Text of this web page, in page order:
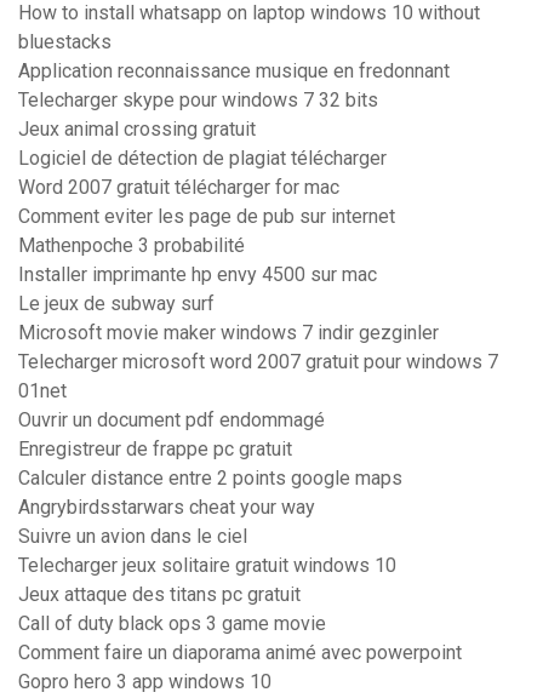
How to install whatsapp on laptop windows 10 without
bluestacks
Application reconnaissance musique en fredonnant
Telecharger skype pour windows 7 32 bits
Jeux animal crossing gratuit
Logiciel de détection de plagiat télécharger
Word 2007 gratuit télécharger for mac
Comment eviter les page de pub sur internet
Mathenpoche 3 probabilité
Installer imprimante hp envy 4500 sur mac
Le jeux de subway surf
Microsoft movie maker windows 7 indir gezginler
Telecharger microsoft word 2007 gratuit pour windows 7
01net
Ouvrir un document pdf endommagé
Enregistreur de frappe pc gratuit
Calculer distance entre 2 points google maps
Angrybirdsstarwars cheat your way
Suivre un avion dans le ciel
Telecharger jeux solitaire gratuit windows 10
Jeux attaque des titans pc gratuit
Call of duty black ops 3 game movie
Comment faire un diaporama animé avec powerpoint
Gopro hero 3 app windows 10